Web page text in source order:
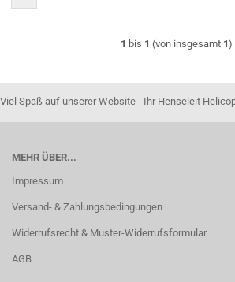
1 bis 1 (von insgesamt 1)
Viel Spaß auf unserer Website - Ihr Henseleit
MEHR ÜBER...
Impressum
Versand- & Zahlungsbedingungen
Widerrufsrecht & Muster-Widerrufsformular
AGB